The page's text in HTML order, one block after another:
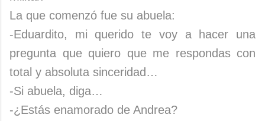
La que comenzó fue su abuela:
-Eduardito, mi querido te voy a hacer una
pregunta que quiero que me respondas con
total y absoluta sinceridad…
-Si abuela, diga…
-¿Estás enamorado de Andrea?